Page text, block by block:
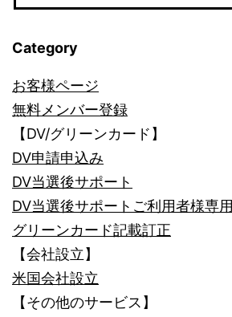
Category
お客様ページ
無料メンバー登録
【DV/グリーンカード】
DV申請申込み
DV当選後サポート
DV当選後サポートご利用者様専用
グリーンカード記載訂正
【会社設立】
米国会社設立
【その他のサービス】